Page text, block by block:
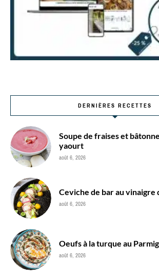
DERNIÈRES RECETTES
Soupe de fraises et
yaourt
août 6, 2026
Ceviche de bar au vinaigre
août 6, 2026
Oeufs à la turque au
août 6, 2026